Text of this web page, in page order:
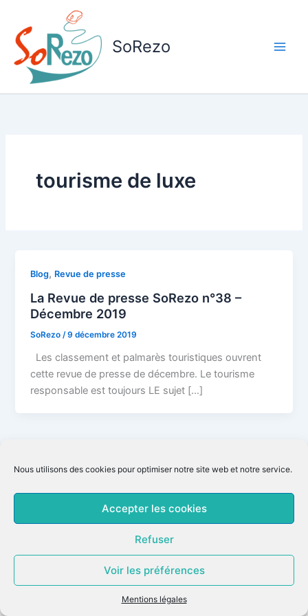
Nous utilisons des cookies pour optimiser notre site web et notre service.
Accepter les cookies
Refuser
Voir les préférences
Mentions légales
contenu
SoRezo
tourisme de luxe
Blog, Revue de presse
La Revue de presse SoRezo n°38 –
Décembre 2019
SoRezo /9 décembre 2019
Les classement et palmarès touristiques ouvrent
cette revue de presse de décembre. Le tourisme
responsable est toujours LE sujet […]
Copyright © 2026 SoRezo | Mentions légales